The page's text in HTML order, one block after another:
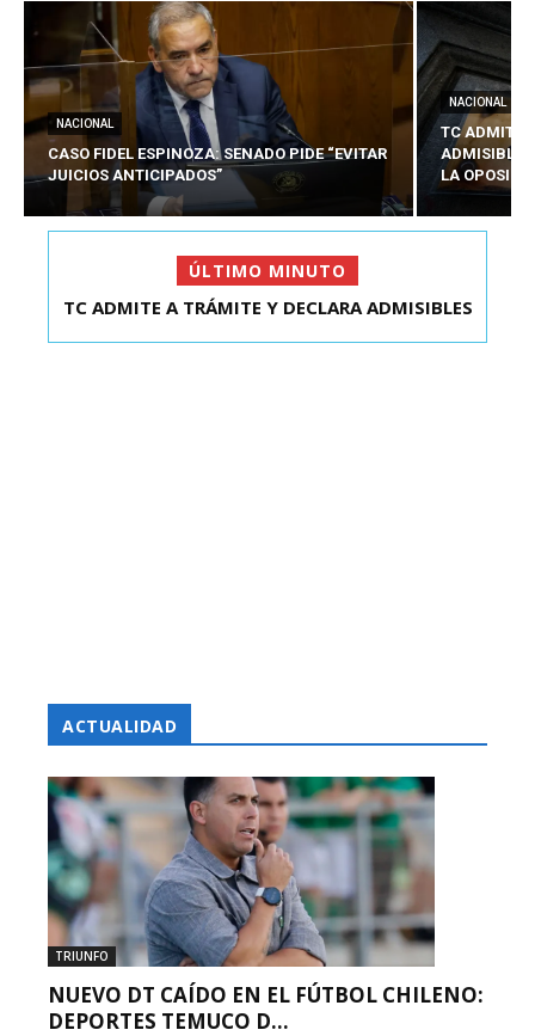
NACIONAL
CASO FIDEL ESPINOZA: SENADO PIDE “EVITAR
JUICIOS ANTICIPADOS”
NACIONAL
TC ADMITE
ADMISIBLES
LA
ÚLTIMO MINUTO
EXDIPUTADO LAVÍN SALIÓ DE CAPITÁN YÁBER
TC ADMITE A TRÁMITE Y DECLARA ADMISIBLES
ACTUALIDAD
TRIUNFO
NUEVO DT CAÍDO EN EL FÚTBOL CHILENO:
DEPORTES TEMUCO D...